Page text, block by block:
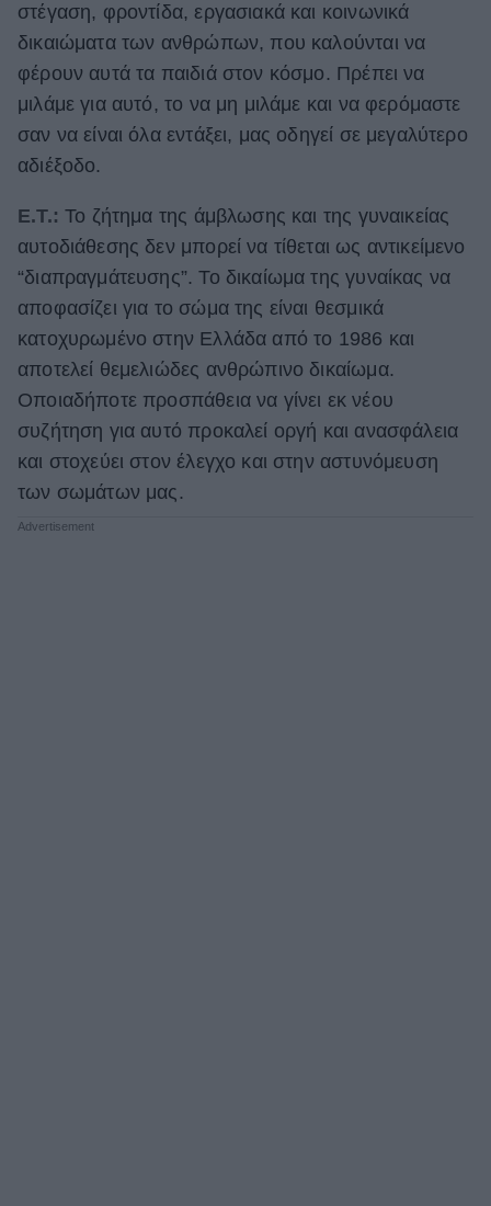
στέγαση, φροντίδα, εργασιακά και κοινωνικά
δικαιώματα των ανθρώπων, που καλούνται να
φέρουν αυτά τα παιδιά στον κόσμο. Πρέπει να
μιλάμε για αυτό, το να μη μιλάμε και να φερόμαστε
σαν να είναι όλα εντάξει, μας οδηγεί σε μεγαλύτερο
αδιέξοδο.
Ε.Τ.:Το ζήτημα της άμβλωσης και της γυναικείας
αυτοδιάθεσης δεν μπορεί να τίθεται ως αντικείμενο
“διαπραγμάτευσης”. Το δικαίωμα της γυναίκας να
αποφασίζει για το σώμα της είναι θεσμικά
κατοχυρωμένο στην Ελλάδα από το 1986 και
αποτελεί θεμελιώδες ανθρώπινο δικαίωμα.
Οποιαδήποτε προσπάθεια να γίνει εκ νέου
συζήτηση για αυτό προκαλεί οργή και ανασφάλεια
και στοχεύει στον έλεγχο και στην αστυνόμευση
των σωμάτων μας.